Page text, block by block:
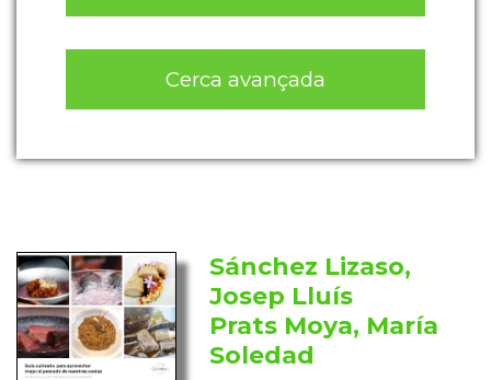
Cerca avançada
Sánchez Lizaso,
Josep Lluís
Prats Moya, María
Soledad